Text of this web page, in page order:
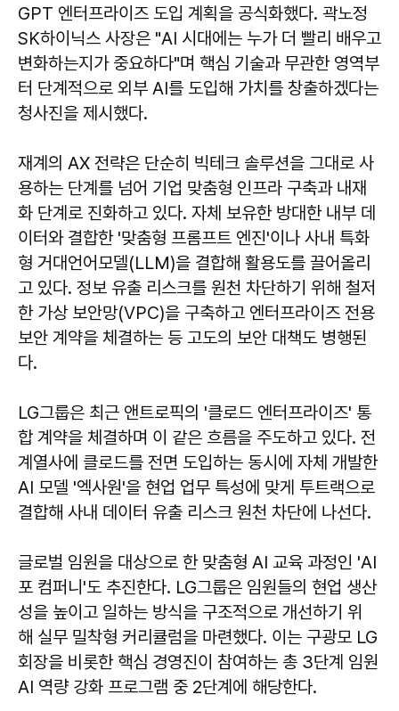
GPT 엔터프라이즈 도입 계획을 공식화했다. 곽노정
SK하이닉스 사장은 "AI 시대에는 누가 더 빨리 배우고
변화하는지가 중요하다"며 핵심 기술과 무관한 영역부
터 단계적으로 외부 AI를 도입해 가치를 창출하겠다는
청사진을 제시했다.
재계의 AX 전략은 단순히 빅테크 솔루션을 그대로 사
용하는 단계를 넘어 기업 맞춤형 인프라 구축과 내재
화 단계로 진화하고 있다. 자체 보유한 방대한 내부 데
이터와 결합한 '맞춤형 프롬프트 엔진'이나 사내 특화
형 거대언어모델(LLM)을 결합해 활용도를 끌어올리
고 있다. 정보 유출 리스크를 원천 차단하기 위해 철저
한 가상 보안망(VPC)을 구축하고 엔터프라이즈 전용
보안 계약을 체결하는 등 고도의 보안 대책도 병행된
다.
LG그룹은 최근 앤트로픽의 '클로드 엔터프라이즈' 통
합 계약을 체결하며 이 같은 흐름을 주도하고 있다. 전
계열사에 클로드를 전면 도입하는 동시에 자체 개발한
AI 모델 '엑사원'을 현업 업무 특성에 맞게 투트랙으로
결합해 사내 데이터 유출 리스크 원천 차단에 나선다.
글로벌 임원을 대상으로 한 맞춤형 AI 교육 과정인 'AI
포 컴퍼니'도 추진한다. LG그룹은 임원들의 현업 생산
성을 높이고 일하는 방식을 구조적으로 개선하기 위
해 실무 밀착형 커리큘럼을 마련했다. 이는 구광모 LG
회장을 비롯한 핵심 경영진이 참여하는 총 3단계 임원
AI 역량 강화 프로그램 중 2단계에 해당한다.